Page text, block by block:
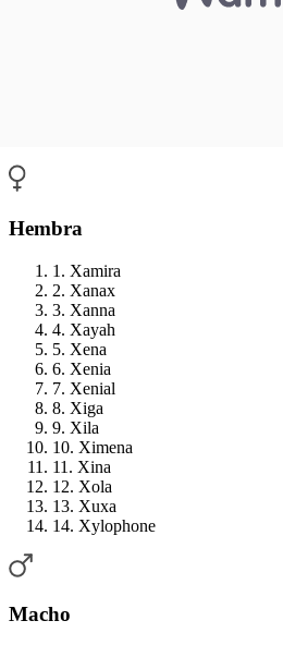
Hembra
1. Xamira
2. Xanax
3. Xanna
4. Xayah
5. Xena
6. Xenia
7. Xenial
8. Xiga
9. Xila
10. Ximena
11. Xina
12. Xola
13. Xuxa
14. Xylophone
Macho